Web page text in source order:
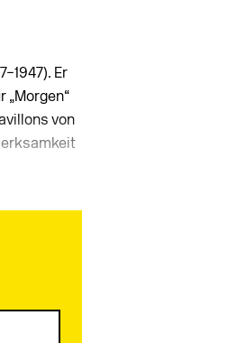
Er
„Morgen“
von